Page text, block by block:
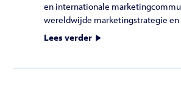
en internationale
wereldwijde marketingstrategie en
Lees verder